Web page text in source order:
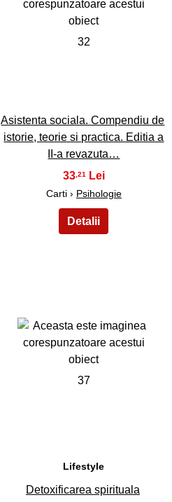
32
Asistenta sociala. Compendiu de
istorie, teorie si practica. Editia a
II-a revazuta…
33,21
Carti › Psihologie
37
Lifestyle
Detoxificarea spirituala